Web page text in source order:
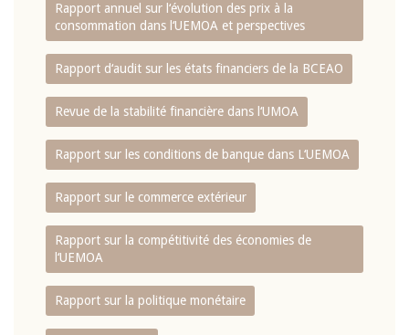
Rapport annuel sur l‘évolution des prix à la
consommation dans l‘UEMOA et perspectives
Rapport d‘audit sur les états financiers de la BCEAO
Revue de la stabilité financière dans l‘UMOA
Rapport sur les conditions de banque dans L‘UEMOA
Rapport sur le commerce extérieur
Rapport sur la compétitivité des économies de
l‘UEMOA
Rapport sur la politique monétaire